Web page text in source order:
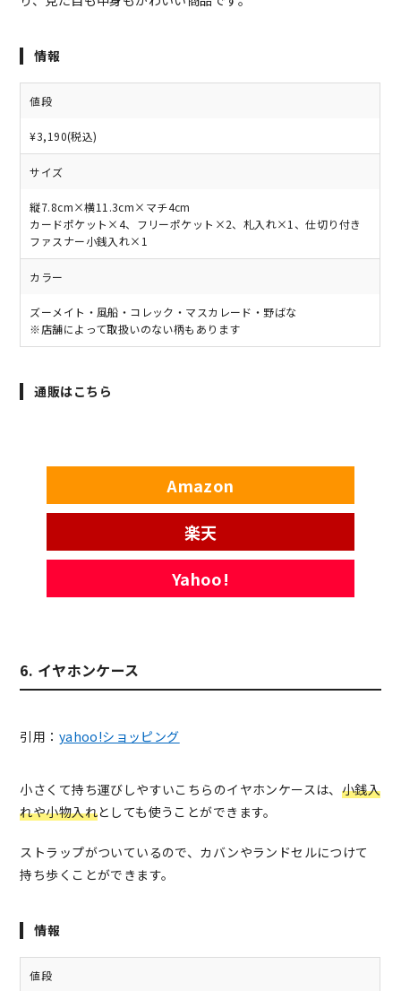
情報
値段
¥3,190(税込)
サイズ
縦7.8cm×横11.3cm×マチ4cm
カードポケット×4、フリーポケット×2、札入れ×1、仕切り付き
ファスナー小銭入れ×1
カラー
ズーメイト・風船・コレック・マスカレード・野ばな
※店舗によって取扱いのない柄もあります
通販はこちら
Amazon
楽天
Yahoo!
6. イヤホンケース
引用： yahoo!ショッピング
小さくて持ち運びしやすいこちらのイヤホンケースは、 小銭入
れや小物入れとしても使うことができます。
ストラップがついているので、カバンやランドセルにつけて
持ち歩くことができます。
情報
値段